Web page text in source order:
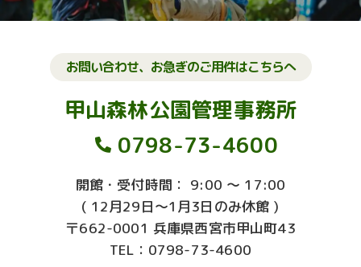
お問い合わせ、お急ぎのご用件はこちらへ
甲山森林公園管理事務所
0798-73-4600
開館・受付時間： 9:00 ～ 17:00
( 12月29日～1月3日のみ休館 )
〒662-0001 兵庫県西宮市甲山町43
TEL：0798-73-4600